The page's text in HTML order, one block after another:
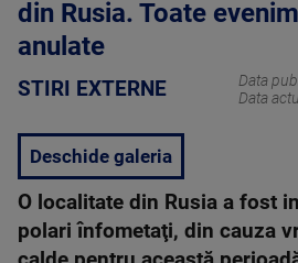
din Rusia. Toate
anulate
STIRI EXTERNE Data
Data
Deschide galeria
O localitate din Rusia a fost
polari înfometaţi, din cauza